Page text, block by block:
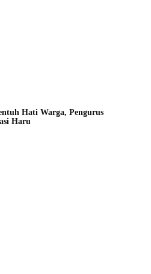
Hati Warga, Pengurus
Haru